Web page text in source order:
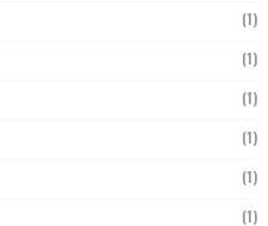
(1)
(1)
(1)
(1)
(1)
(1)